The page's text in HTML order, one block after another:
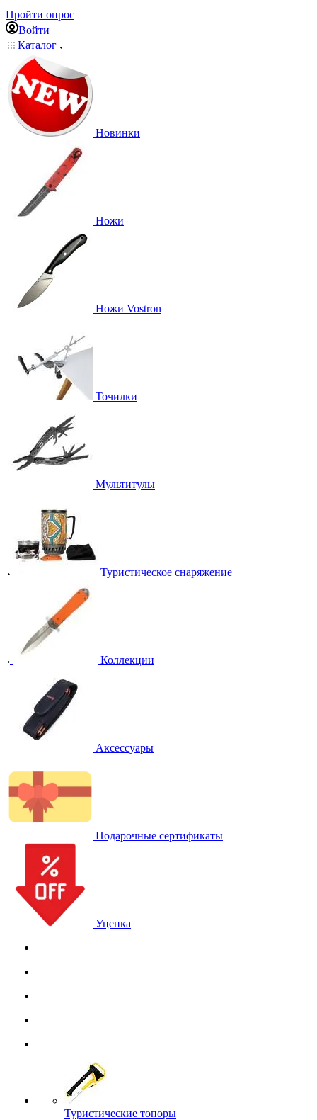
Пройти опрос
Войти
Каталог
Новинки
Ножи
Ножи Vostron
Точилки
Мультитулы
Туристическое снаряжение
Коллекции
Аксессуары
Подарочные сертификаты
Уценка
Туристические топоры